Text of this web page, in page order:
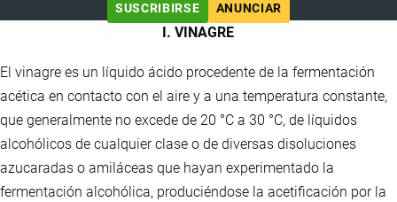
SUSCRIBIRSE
ANUNCIAR
I. VINAGRE
El vinagre es un líquido ácido procedente de la fermentación
acética en contacto con el aire y a una temperatura constante,
que generalmente no excede de 20 °C a 30 °C, de líquidos
alcohólicos de cualquier clase o de diversas disoluciones
azucaradas o amiláceas que hayan experimentado la
fermentación alcohólica, produciéndose la acetificación por la